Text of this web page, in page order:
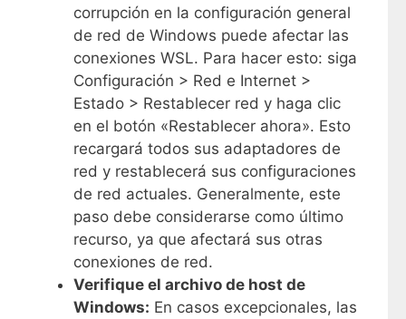
corrupción en la configuración general
de red de Windows puede afectar las
conexiones WSL. Para hacer esto: siga
Configuración > Red e Internet >
Estado > Restablecer red y haga clic
en el botón «Restablecer ahora». Esto
recargará todos sus adaptadores de
red y restablecerá sus configuraciones
de red actuales. Generalmente, este
paso debe considerarse como último
recurso, ya que afectará sus otras
conexiones de red.
Verifique el archivo de host de
Windows: En casos excepcionales, las